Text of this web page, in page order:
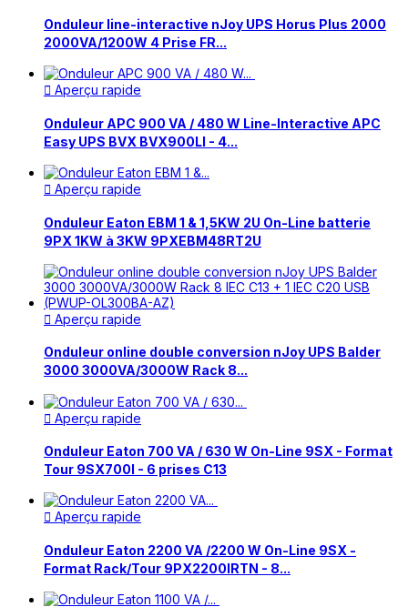
Onduleur line-interactive nJoy UPS Horus Plus 2000
2000VA/1200W 4 Prise FR...
 Aperçu rapide
Onduleur APC 900 VA / 480 W Line-Interactive APC
Easy UPS BVX BVX900LI - 4...
 Aperçu rapide
Onduleur Eaton EBM 1 & 1,5KW 2U On-Line batterie
9PX 1KW à 3KW 9PXEBM48RT2U
 Aperçu rapide
Onduleur online double conversion nJoy UPS Balder
3000 3000VA/3000W Rack 8...
 Aperçu rapide
Onduleur Eaton 700 VA / 630 W On-Line 9SX - Format
Tour 9SX700I - 6 prises C13
 Aperçu rapide
Onduleur Eaton 2200 VA /2200 W On-Line 9SX -
Format Rack/Tour 9PX2200IRTN - 8...